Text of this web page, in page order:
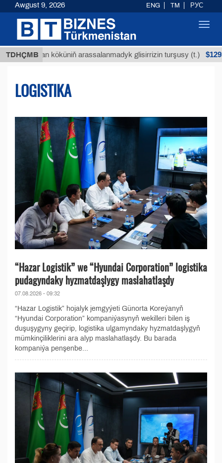
TDHÇMB
köküniň arassalanmadyk glisirrizin turşusy (t.) $12935,18
LOGISTIKA
“Hazar Logistik” we “Hyundai Corporation” logistika
pudagyndaky hyzmatdaşlygy maslahatlaşdy
07.08.2026 - 09:32
“Hazar Logistik” hojalyk jemgyýeti Günorta Koreýanyň
“Hyundai Corporation” kompaniýasynyň wekilleri bilen iş
duşuşygyny geçirip, logistika ulgamyndaky hyzmatdaşlygyň
mümkinçiliklerini ara alyp maslahatlaşdy. Bu barada
kompaniýa penşenbe...
Awgust 9, 2026 ENG TM РУС